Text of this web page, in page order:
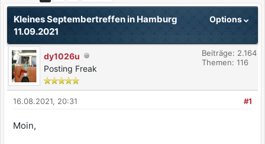
Options
Kleines Septembertreffen in Hamburg
11.09.2021
dy1026u
Posting Freak
Beiträge: 2.164
Themen: 116
#1
16.08.2021, 20:31
Moin,